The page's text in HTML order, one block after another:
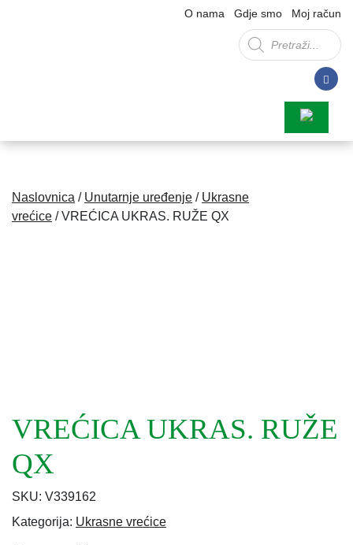
O nama Gdje smo Moj račun
Products
search
Naslovnica / Unutarnje uređenje / Ukrasne
vrećice / VREĆICA UKRAS. RUŽE QX
VREĆICA UKRAS. RUŽE
QX
SKU: V339162
Kategorija: Ukrasne vrećice